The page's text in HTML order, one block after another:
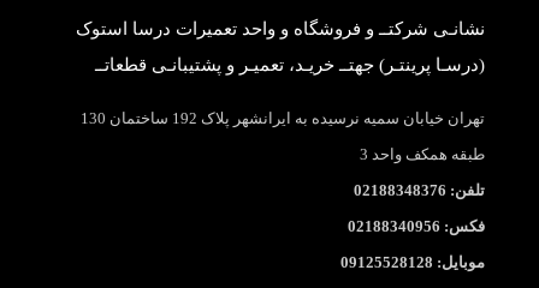
نشانـی شرکتــ و فروشگاه و واحد تعمیرات درسا استوک
(درسـا پرینتـر) جهتــ خریـد، تعمیـر و پشتیبانـی قطعاتــ
تهران خیابان سمیه نرسیده به ایرانشهر پلاک 192 ساختمان 130
طبقه همکف واحد 3
تلفن: 02188348376
فکس: 02188340956
موبایل: 09125528128